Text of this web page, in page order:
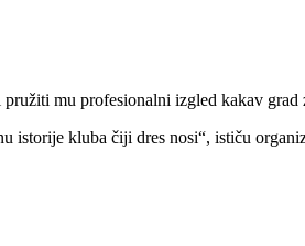
mu profesionalni izgled kakav grad
kluba čiji dres nosi“, ističu